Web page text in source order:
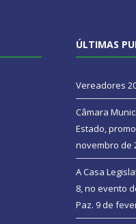
ÚLTIMAS
Vereadores
Câmara
Estado,
novembro de
A Casa
8, no evento
Paz. 9 de